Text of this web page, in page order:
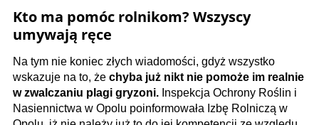
Kto ma pomóc rolnikom? Wszyscy
umywają ręce
Na tym nie koniec złych wiadomości, gdyż wszystko
wskazuje na to, że chyba już nikt nie pomoże im realnie
w zwalczaniu plagi gryzoni. Inspekcja Ochrony Roślin i
Nasiennictwa w Opolu poinformowała Izbę Rolniczą w